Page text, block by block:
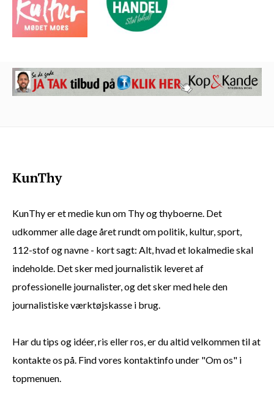
KunThy er et medie kun om Thy og thyboerne. Det
udkommer alle dage året rundt om politik, kultur, sport,
112-stof og navne - kort sagt: Alt, hvad et lokalmedie skal
indeholde. Det sker med journalistik leveret af
professionelle journalister, og det sker med hele den
journalistiske værktøjskasse i brug.
Har du tips og idéer, ris eller ros, er du altid velkommen til at
kontakte os på. Find vores kontaktinfo under "Om os" i
topmenuen.